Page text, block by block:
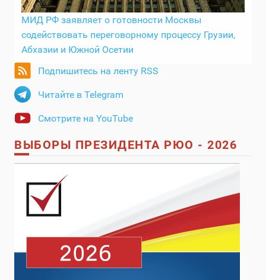
МИД РФ заявляет о готовности Москвы
содействовать переговорному процессу Грузии,
Абхазии и Южной Осетии
Подпишитесь на ленту RSS
Читайте в Telegram
Смотрите на YouTube
ВЫБОРЫ ПРЕЗИДЕНТА РЮО - 2026